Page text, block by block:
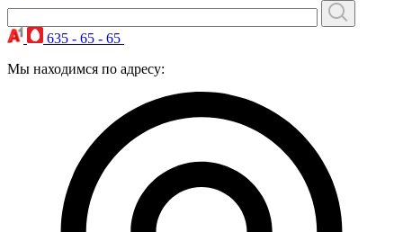
635 - 65 - 65
Мы находимся по адресу: